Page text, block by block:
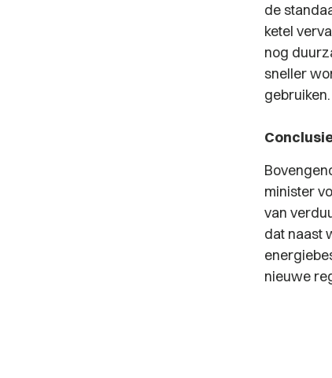
de
ketel
nog
sneller
minister
van
dat naast
nieuwe